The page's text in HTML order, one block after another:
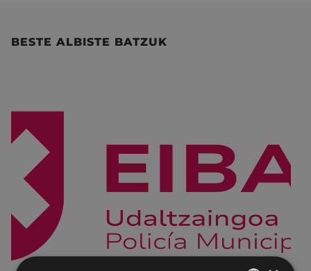
BESTE ALBISTE BATZUK